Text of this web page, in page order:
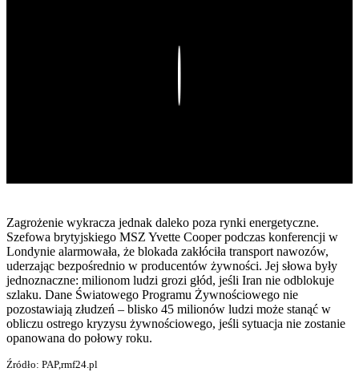
Zagrożenie wykracza jednak daleko poza rynki energetyczne.
Szefowa brytyjskiego MSZ Yvette Cooper podczas konferencji w
Londynie alarmowała, że blokada zakłóciła transport nawozów,
uderzając bezpośrednio w producentów żywności. Jej słowa były
jednoznaczne: milionom ludzi grozi głód, jeśli Iran nie odblokuje
szlaku. Dane Światowego Programu Żywnościowego nie
pozostawiają złudzeń – blisko 45 milionów ludzi może stanąć w
obliczu ostrego kryzysu żywnościowego, jeśli sytuacja nie zostanie
opanowana do połowy roku.
Źródło: PAP,rmf24.pl